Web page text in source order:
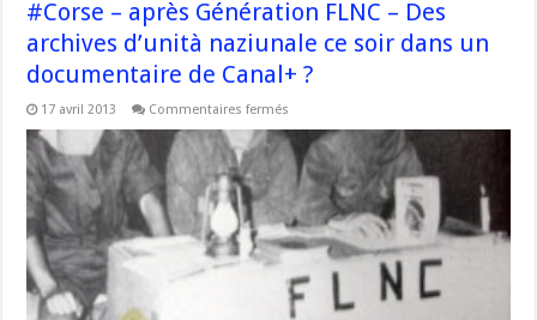
#Corse – après Génération FLNC – Des
archives d’unità naziunale ce soir dans un
documentaire de Canal+ ?
17 avril 2013 Commentaires fermés
–
après
Génération
FLNC
Des
archives
d’unità
naziunale
ce
soir
dans